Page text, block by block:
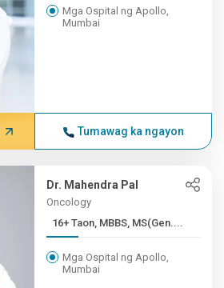
Mga Ospital ng Apollo,
Mumbai
Tumawag ka ngayon
Dr. Mahendra Pal
Oncology
16+ Taon, MBBS, MS(Gen....
Mga Ospital ng Apollo,
Mumbai